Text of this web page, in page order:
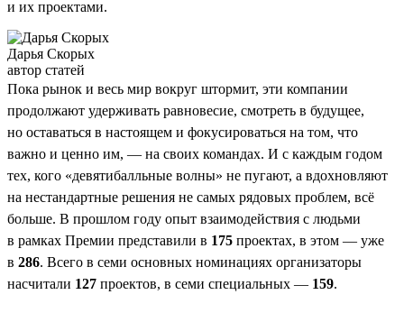
и их проектами.
Дарья Скорых
автор статей
Пока рынок и весь мир вокруг штормит, эти компании
продолжают удерживать равновесие, смотреть в будущее,
но оставаться в настоящем и фокусироваться на том, что
важно и ценно им, — на своих командах. И с каждым годом
тех, кого «девятибалльные волны» не пугают, а вдохновляют
на нестандартные решения не самых рядовых проблем, всё
больше. В прошлом году опыт взаимодействия с людьми
в рамках Премии представили в 175 проектах, в этом — уже
в 286. Всего в семи основных номинациях организаторы
насчитали 127 проектов, в семи специальных — 159.